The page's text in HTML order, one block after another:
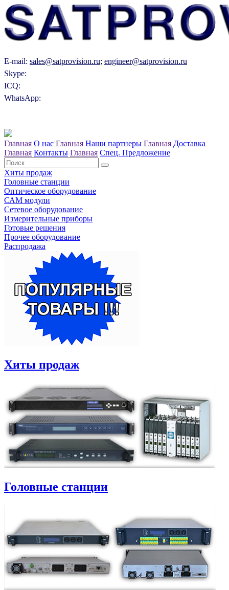
E-mail: sales@satprovision.ru; engineer@satprovision.ru
Skype:
ICQ:
WhatsApp:
Главная О нас Главная Наши партнеры Главная Доставка
Главная Контакты Главная Спец. Предложение
Хиты продаж
Головные станции
Оптическое оборудование
САM модули
Сетевое оборудование
Измерительные приборы
Готовые решения
Прочее оборудование
Распродажа
Хиты продаж
Головные станции